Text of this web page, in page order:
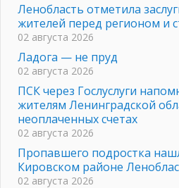
Ленобласть отметила
жителей перед регионом и
02 августа 2026
Ладога — не пруд
02 августа 2026
ПСК через Гослуслуги
жителям Ленинградской
неоплаченных счетах
02 августа 2026
Пропавшего подростка
Кировском районе
02 августа 2026